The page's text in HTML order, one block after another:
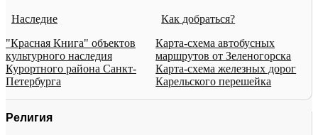
Наследие
"Красная Книга" объектов
культурного наследия
Курортного района Санкт-
Петербурга
Как добраться?
Карта-схема автобусных
маршрутов от Зеленогорска
Карта-схема железных дорог
Карельского перешейка
Религия